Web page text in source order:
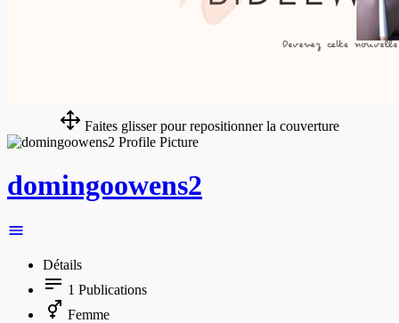
Faites glisser pour repositionner la couverture
domingoowens2
Détails
1 Publications
Femme